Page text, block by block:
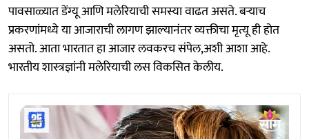
पावसाळ्यात डेंग्यू आणि मलेरियाची समस्या वाढत असते. बऱ्याच
प्रकरणांमध्ये या आजाराची लागण झाल्यानंतर व्यक्तीचा मृत्यू ही होत
असतो. आता भारतात हा आजार लवकरच संपेल,अशी आशा आहे.
भारतीय शास्त्रज्ञांनी मलेरियाची लस विकसित केलीय.